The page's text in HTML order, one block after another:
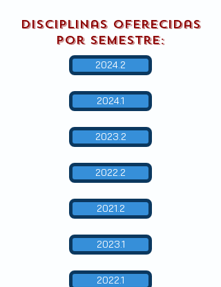
Disciplinas oferecidas
por semestre:
2024.2
2024.1
2023.2
2022.2
2021.2
2023.1
2022.1